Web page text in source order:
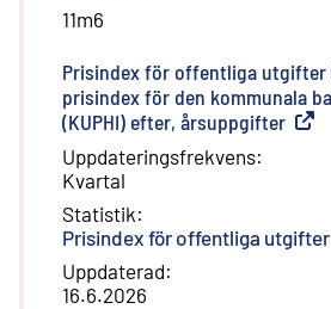
11m6
Prisindex för offentliga utgifter
prisindex för den kommunala
(KUPHI) efter, årsuppgifter
Uppdateringsfrekvens:
Kvartal
Statistik:
Prisindex för offentliga utgifter
Uppdaterad:
16.6.2026